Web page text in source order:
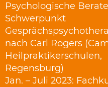
Psychologische
Schwerpunkt
nach Carl Rogers
Heilpraktikerschulen,
Regensburg)
Jan. – Juli 2023: